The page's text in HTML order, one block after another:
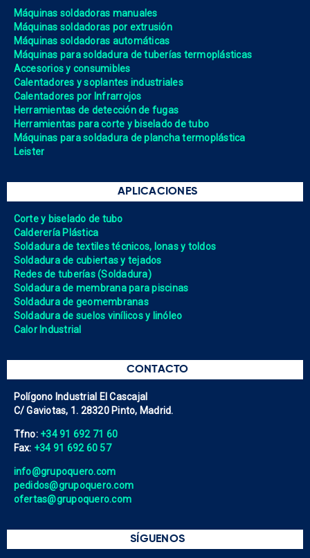
Máquinas soldadoras manuales
Máquinas soldadoras por extrusión
Máquinas soldadoras automáticas
Máquinas para soldadura de tuberías termoplásticas
Accesorios y consumibles
Calentadores y soplantes industriales
Calentadores por Infrarrojos
Herramientas de detección de fugas
Herramientas para corte y biselado de tubo
Máquinas para soldadura de plancha termoplástica
Leister
APLICACIONES
Corte y biselado de tubo
Calderería Plástica
Soldadura de textiles técnicos, lonas y toldos
Soldadura de cubiertas y tejados
Redes de tuberías (Soldadura)
Soldadura de membrana para piscinas
Soldadura de geomembranas
Soldadura de suelos vinílicos y linóleo
Calor Industrial
CONTACTO
Polígono Industrial El Cascajal
C/ Gaviotas, 1. 28320 Pinto, Madrid.
Tfno: +34 91 692 71 60
Fax: +34 91 692 60 57
info@grupoquero.com
pedidos@grupoquero.com
ofertas@grupoquero.com
SÍGUENOS